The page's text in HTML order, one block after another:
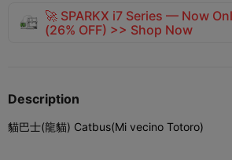
🚀 SPARKX i7 Series — Now
(26% OFF) >> Shop Now
Description
貓巴士(龍貓) Catbus(Mi vecino Totoro)